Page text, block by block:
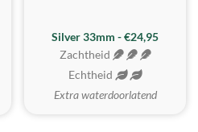
Silver 33mm - €24,95
Zachtheid
Echtheid
Extra waterdoorlatend